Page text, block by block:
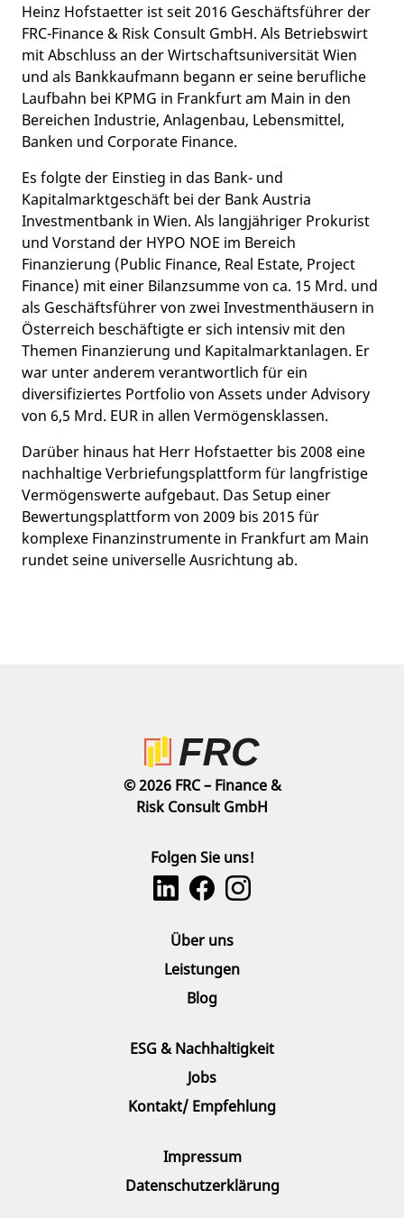
Heinz Hofstaetter ist seit 2016 Geschäftsführer der
FRC-Finance & Risk Consult GmbH. Als Betriebswirt
mit Abschluss an der Wirtschaftsuniversität Wien
und als Bankkaufmann begann er seine berufliche
Laufbahn bei KPMG in Frankfurt am Main in den
Bereichen Industrie, Anlagenbau, Lebensmittel,
Banken und Corporate Finance.
Es folgte der Einstieg in das Bank- und
Kapitalmarktgeschäft bei der Bank Austria
Investmentbank in Wien. Als langjähriger Prokurist
und Vorstand der HYPO NOE im Bereich
Finanzierung (Public Finance, Real Estate, Project
Finance) mit einer Bilanzsumme von ca. 15 Mrd. und
als Geschäftsführer von zwei Investmenthäusern in
Österreich beschäftigte er sich intensiv mit den
Themen Finanzierung und Kapitalmarktanlagen. Er
war unter anderem verantwortlich für ein
diversifiziertes Portfolio von Assets under Advisory
von 6,5 Mrd. EUR in allen Vermögensklassen.
Darüber hinaus hat Herr Hofstaetter bis 2008 eine
nachhaltige Verbriefungsplattform für langfristige
Vermögenswerte aufgebaut. Das Setup einer
Bewertungsplattform von 2009 bis 2015 für
komplexe Finanzinstrumente in Frankfurt am Main
rundet seine universelle Ausrichtung ab.
© 2026 FRC – Finance &
Risk Consult GmbH
Folgen Sie uns!
Über uns
Leistungen
Blog
ESG & Nachhaltigkeit
Jobs
Kontakt/ Empfehlung
Impressum
Datenschutzerklärung